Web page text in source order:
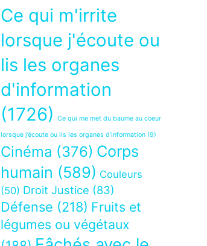
Ce qui m'irrite
lorsque j'écoute ou
lis les organes
d'information
(1726)
Ce qui me met du baume au coeur
lorsque j’écoute ou lis les organes d’information (9)
Cinéma (376) Corps
humain (589) Couleurs
(50) Droit Justice (83)
Défense (218) Fruits et
légumes ou végétaux